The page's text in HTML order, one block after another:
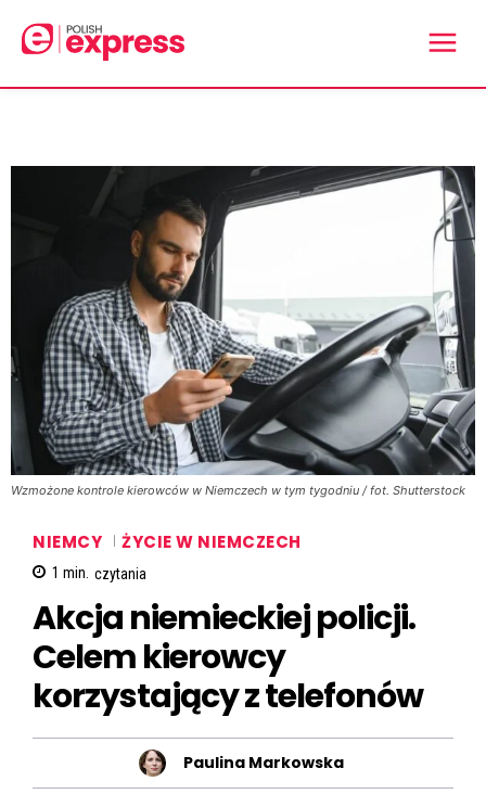
Wzmożone kontrole kierowców w Niemczech w tym tygodniu / fot. Shutterstock
NIEMCY ŻYCIE W NIEMCZECH
1 min. czytania
Akcja niemieckiej policji.
Celem kierowcy
korzystający z telefonów
Paulina Markowska